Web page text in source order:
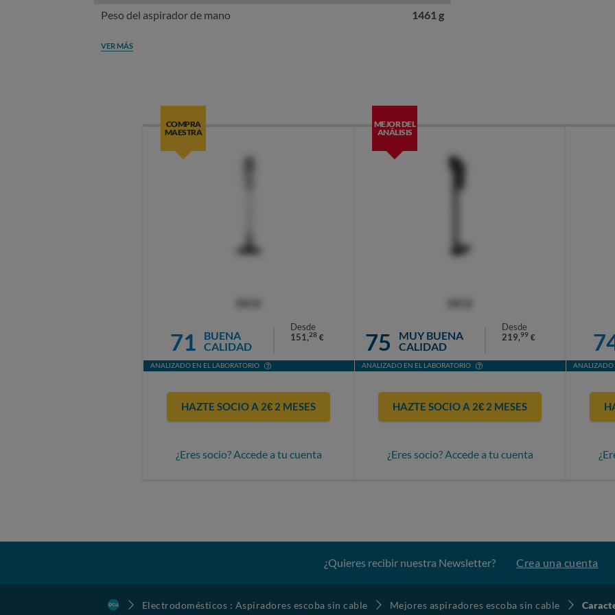
Peso del aspirador de mano 1461 g
VER MÁS
COMPRA
MAESTRA
71
BUENA
CALIDAD
Desde
151,28 €
ANALIZADO EN EL LABORATORIO
HAZTE SOCIO A 2€ 2 MESES
¿Eres socio? Accede a tu cuenta
MEJOR DEL
ANÁLISIS
75
MUY BUENA
CALIDAD
Desde
219,99 €
ANALIZADO EN EL LABORATORIO
HAZTE SOCIO A 2€ 2 MESES
¿Eres socio? Accede a tu cuenta
ANALIZADO
¿Quieres recibir nuestra Newsletter? Crea una cuenta
Electrodomésticos : Aspiradores escoba sin cable Mejores aspiradores escoba sin cable